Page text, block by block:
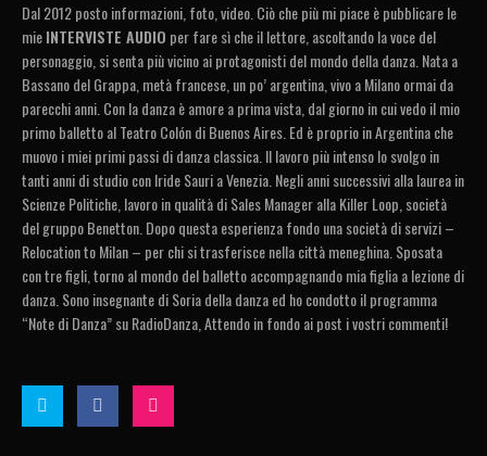
Dal 2012 posto informazioni, foto, video. Ciò che più mi piace è pubblicare le
mieINTERVISTE AUDIO per fare sì che il lettore, ascoltando la voce del
personaggio, si senta più vicino ai protagonisti del mondo della danza. Nata a
Bassano del Grappa, metà francese, un po’ argentina, vivo a Milano ormai da
parecchi anni. Con la danza è amore a prima vista, dal giorno in cui vedo il mio
primo balletto al Teatro Colón di Buenos Aires. Ed è proprio in Argentina che
muovo i miei primi passi di danza classica. Il lavoro più intenso lo svolgo in
tanti anni di studio con Iride Sauri a Venezia. Negli anni successivi alla laurea in
Scienze Politiche, lavoro in qualità di Sales Manager alla Killer Loop, società
del gruppo Benetton. Dopo questa esperienza fondo una società di servizi –
Relocation to Milan – per chi si trasferisce nella città meneghina. Sposata
con tre figli, torno al mondo del balletto accompagnando mia figlia a lezione di
danza. Sono insegnante di Soria della danza ed ho condotto il programma
“Note di Danza” su RadioDanza, Attendo in fondo ai post i vostri commenti!